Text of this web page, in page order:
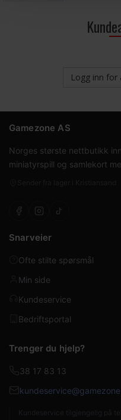
Logg inn for
Gamezone AS
Norges største nettbutikk
miniatyrspill og samlekort
Snarveier
Ofte stilte spørsmål
Min side
Kundeservice
Bedriftsportal
Trenger du hjelp?
38 17 83 13